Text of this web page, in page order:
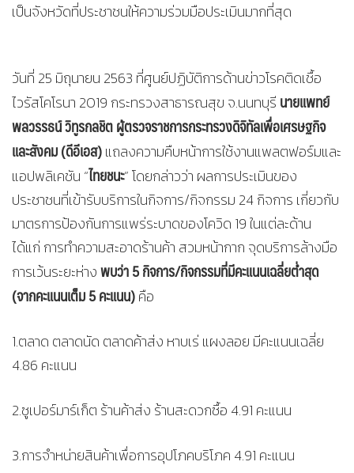
เป็นจังหวัดที่ประชาชนให้ความร่วมมือประเมินมากที่สุด
วันที่ 25 มิถุนายน 2563 ที่ศูนย์ปฏิบัติการด้านข่าวโรคติดเชื้อ
ไวรัสโคโรนา 2019 กระทรวงสาธารณสุข จ.นนทบุรี นายแพทย์
พลวรรธน์ วิทูรกลชิต ผู้ตรวจราชการกระทรวงดิจิทัลเพื่อเศรษฐกิจ
และสังคม (ดีอีเอส)แถลงความคืบหน้าการใช้งานแพลตฟอร์มและ
แอปพลิเคชัน “ไทยชนะ” โดยกล่าวว่า ผลการประเมินของ
ประชาชนที่เข้ารับบริการในกิจการ/กิจกรรม 24 กิจการ เกี่ยวกับ
มาตรการป้องกันการแพร่ระบาดของโควิด 19 ในแต่ละด้าน
ได้แก่ การทำความสะอาดร้านค้า สวมหน้ากาก จุดบริการล้างมือ
การเว้นระยะห่างพบว่า5 กิจการ/กิจกรรมที่มีคะแนนเฉลี่ยต่ำสุด
(จากคะแนนเต็ม 5 คะแนน)คือ
1.ตลาด ตลาดนัด ตลาดค้าส่ง หาบเร่ แผงลอย มีคะแนนเฉลี่ย
4.86 คะแนน
2.ซูเปอร์มาร์เก็ต ร้านค้าส่ง ร้านสะดวกซื้อ 4.91 คะแนน
3.การจำหน่ายสินค้าเพื่อการอุปโภคบริโภค 4.91 คะแนน